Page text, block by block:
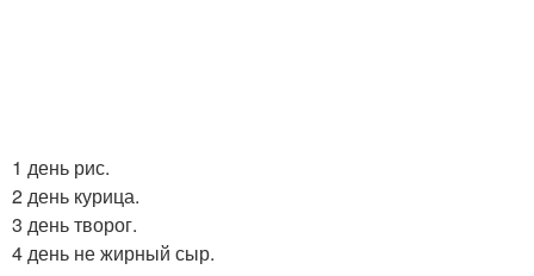
1 день рис.
2 день курица.
3 день творог.
4 день не жирный сыр.